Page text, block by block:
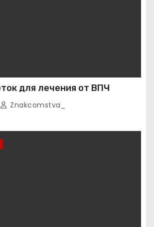
для лечения от ВПЧ
Znakcomstva_